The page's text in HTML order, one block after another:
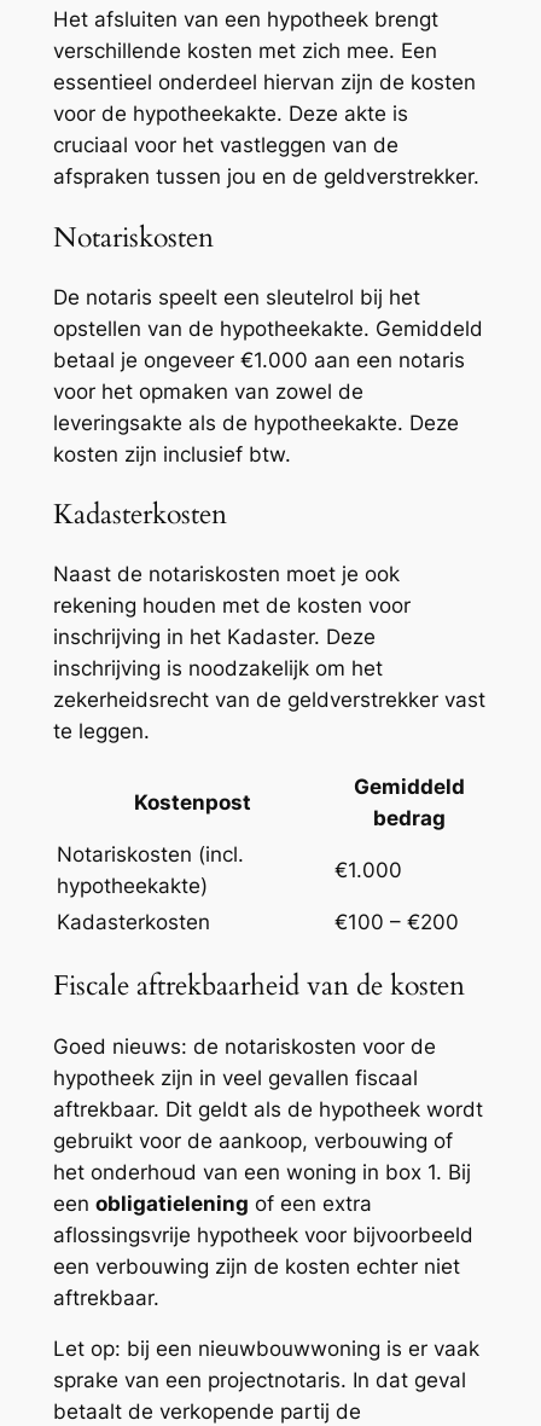
Het afsluiten van een hypotheek brengt
verschillende kosten met zich mee. Een
essentieel onderdeel hiervan zijn de kosten
voor de hypotheekakte. Deze akte is
cruciaal voor het vastleggen van de
afspraken tussen jou en de geldverstrekker.
Notariskosten
De notaris speelt een sleutelrol bij het
opstellen van de hypotheekakte. Gemiddeld
betaal je ongeveer €1.000 aan een notaris
voor het opmaken van zowel de
leveringsakte als de hypotheekakte. Deze
kosten zijn inclusief btw.
Kadasterkosten
Naast de notariskosten moet je ook
rekening houden met de kosten voor
inschrijving in het Kadaster. Deze
inschrijving is noodzakelijk om het
zekerheidsrecht van de geldverstrekker vast
te leggen.
Kostenpost
Gemiddeld
bedrag
Notariskosten (incl.
hypotheekakte)
€1.000
Kadasterkosten €100 – €200
Fiscale aftrekbaarheid van de kosten
Goed nieuws: de notariskosten voor de
hypotheek zijn in veel gevallen fiscaal
aftrekbaar. Dit geldt als de hypotheek wordt
gebruikt voor de aankoop, verbouwing of
het onderhoud van een woning in box 1. Bij
een obligatielening of een extra
aflossingsvrije hypotheek voor bijvoorbeeld
een verbouwing zijn de kosten echter niet
aftrekbaar.
Let op: bij een nieuwbouwwoning is er vaak
sprake van een projectnotaris. In dat geval
betaalt de verkopende partij de